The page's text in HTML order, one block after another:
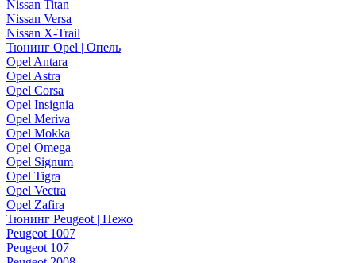
Nissan Titan
Nissan Versa
Nissan X-Trail
Тюнинг Opel | Опель
Opel Antara
Opel Astra
Opel Corsa
Opel Insignia
Opel Meriva
Opel Mokka
Opel Omega
Opel Signum
Opel Tigra
Opel Vectra
Opel Zafira
Тюнинг Peugeot | Пежо
Peugeot 1007
Peugeot 107